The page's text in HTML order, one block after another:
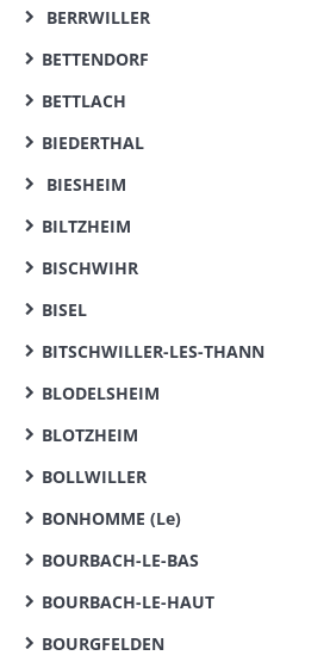
BERRWILLER
BETTENDORF
BETTLACH
BIEDERTHAL
BIESHEIM
BILTZHEIM
BISCHWIHR
BISEL
BITSCHWILLER-LES-THANN
BLODELSHEIM
BLOTZHEIM
BOLLWILLER
BONHOMME (Le)
BOURBACH-LE-BAS
BOURBACH-LE-HAUT
BOURGFELDEN